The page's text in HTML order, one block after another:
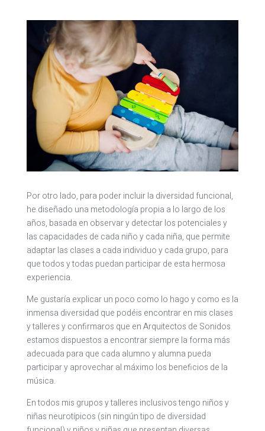
Por otro lado, para poder incluir la diversidad funcional,
he diseñado una metodología propia a lo largo de los
años, basada en observar y detectar los potenciales y
las capacidades de cada niño y cada niña, que permite
adaptar las clases a cada individuo y cada grupo, para
que todos y todas puedan participar de esta hermosa
experiencia.
Me gustaría explicar un poco como lo hago y como es la
inmensa diversidad que podéis encontrar en mis clases
y talleres y confirmaros que en Arquitectos de Sonidos
estamos dispuestos a encontrar siempre la forma más
adecuada para que cada alumno y alumna pueda
participar y aprovechar al máximo los beneficios de la
música.
En todos mis grupos y talleres inclusivos tengo niños y
niñas neurotípicos (sin ningún tipo de diversidad